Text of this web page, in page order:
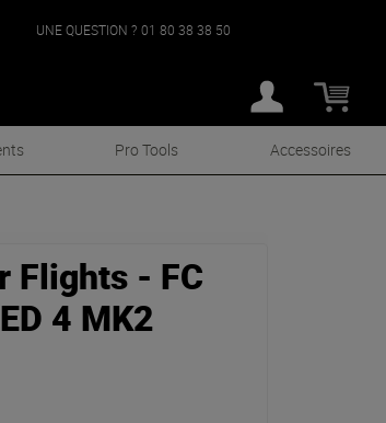
UNE QUESTION ? 01 80 38 38 50
Pro Tools Accessoires
Flights - FC
4 MK2